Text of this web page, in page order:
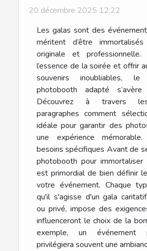
20 décembre 2025 12:22
Les galas sont des
méritent d’être
originale et
l’essence de la soirée et offrir
souvenirs inoubliables, le
photobooth adapté s’avère
Découvrez à travers
paragraphes comment
idéale pour garantir des
une expérience
besoins spécifiques Avant de
photobooth pour
est primordial de bien définir
votre événement. Chaque
qu'il s'agisse d'un gala
ou privé, impose des
influenceront le choix de la
exemple, un événement
privilégiera souvent une